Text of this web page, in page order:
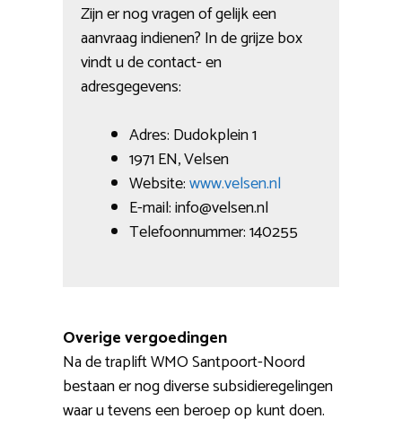
Zijn er nog vragen of gelijk een
aanvraag indienen? In de grijze box
vindt u de contact- en
adresgegevens:
Adres: Dudokplein 1
1971 EN, Velsen
Website:www.velsen.nl
E-mail: info@velsen.nl
Telefoonnummer: 140255
Overige vergoedingen
Na de traplift WMO Santpoort-Noord
bestaan er nog diverse subsidieregelingen
waar u tevens een beroep op kunt doen.